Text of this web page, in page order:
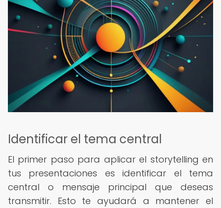
Identificar el tema central
El primer paso para aplicar el storytelling en
tus presentaciones es identificar el tema
central o mensaje principal que deseas
transmitir. Esto te ayudará a mantener el